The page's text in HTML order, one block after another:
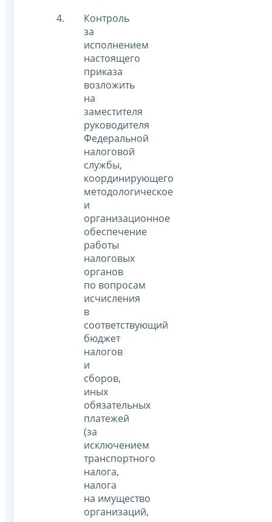
Контроль
за
исполнением
настоящего
приказа
возложить
на
заместителя
руководителя
Федеральной
налоговой
службы,
координирующего
методологическое
и
организационное
обеспечение
работы
налоговых
органов
по вопросам
исчисления
в
соответствующий
бюджет
налогов
и
сборов,
иных
обязательных
платежей
(за
исключением
транспортного
налога,
налога
на имущество
организаций,